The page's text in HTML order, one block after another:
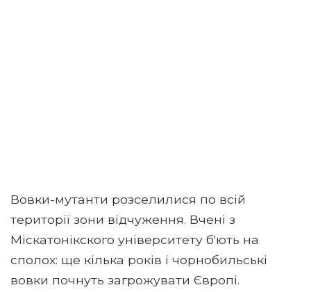
Вовки-мутанти розселилися по всій
території зони відчуження. Вчені з
Міскатонікского університету б'ють на
сполох: ще кілька років і чорнобильські
вовки почнуть загрожувати Європі.